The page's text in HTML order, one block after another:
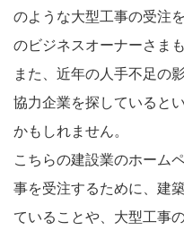
のような大型工事の受注
のビジネスオーナーさま
また、近年の人手不足の
協力企業を探していると
かもしれません。
こちらの建設業のホーム
事を受注するために、建
ていることや、大型工事